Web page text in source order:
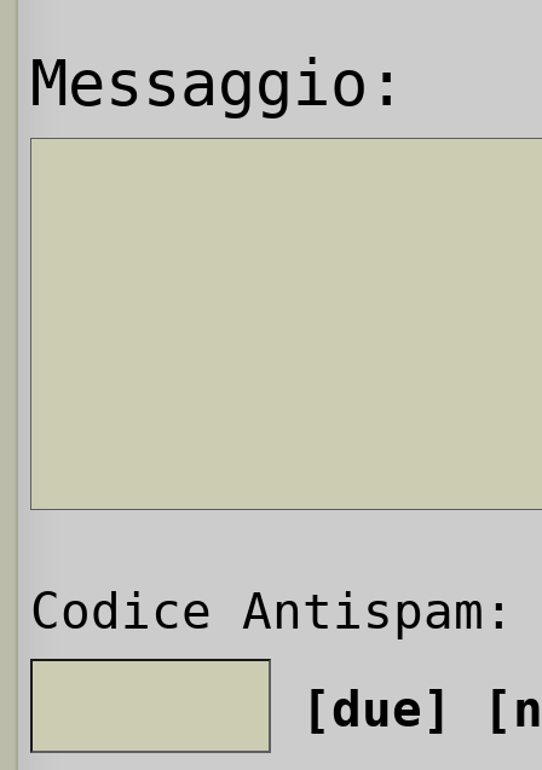
Messaggio:
Codice Antispam:
[due]